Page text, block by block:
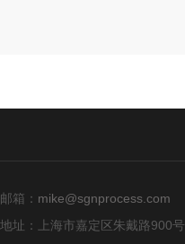
邮箱： mike@sgnprocess.com
地址：上海市嘉定区朱戴路900号